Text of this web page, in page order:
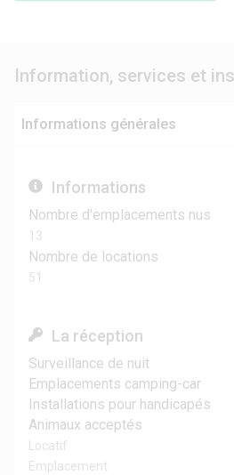
Information, services et
Informations générales
Informations
Nombre d'emplacements nus
13
Nombre de locations
51
La réception
Surveillance de nuit
Emplacements camping-car
Installations pour handicapés
Animaux acceptés
Locatif
Emplacement